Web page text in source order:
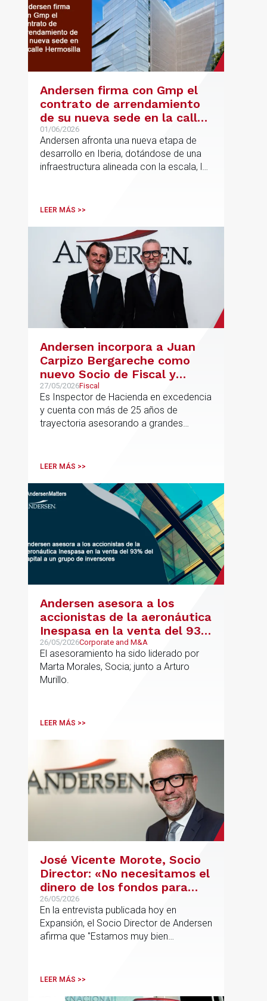
Andersen firma con Gmp el
contrato de arrendamiento
de su nueva sede en la calle
Hermosilla
01/06/2026
Andersen afronta una nueva etapa de
desarrollo en Iberia, dotándose de una
infraestructura alineada con la escala, la
LEER MÁS >>
Andersen incorpora a Juan
Carpizo Bergareche como
nuevo Socio de Fiscal y
responsable de la práctica
ibérica de Fiscalidad Local
27/05/2026Fiscal
Es Inspector de Hacienda en excedencia
y cuenta con más de 25 años de
trayectoria asesorando a grandes
principalmente en los sectores
medioambiental
LEER MÁS >>
Andersen asesora a los
accionistas de la aeronáutica
Inespasa en la venta del 93%
del capital a un grupo de
inversores
26/05/2026Corporate and M&A
El asesoramiento ha sido liderado por
Marta Morales, Socia; junto a Arturo
Murillo.
LEER MÁS >>
José Vicente Morote, Socio
Director: «No necesitamos el
dinero de los fondos para
desarrollar nuestro
proyecto»
26/05/2026
En la entrevista publicada hoy en
Expansión, el Socio Director de Andersen
afirma que "Estamos muy bien
tenemos y ese es el modelo que vamos
LEER MÁS >>